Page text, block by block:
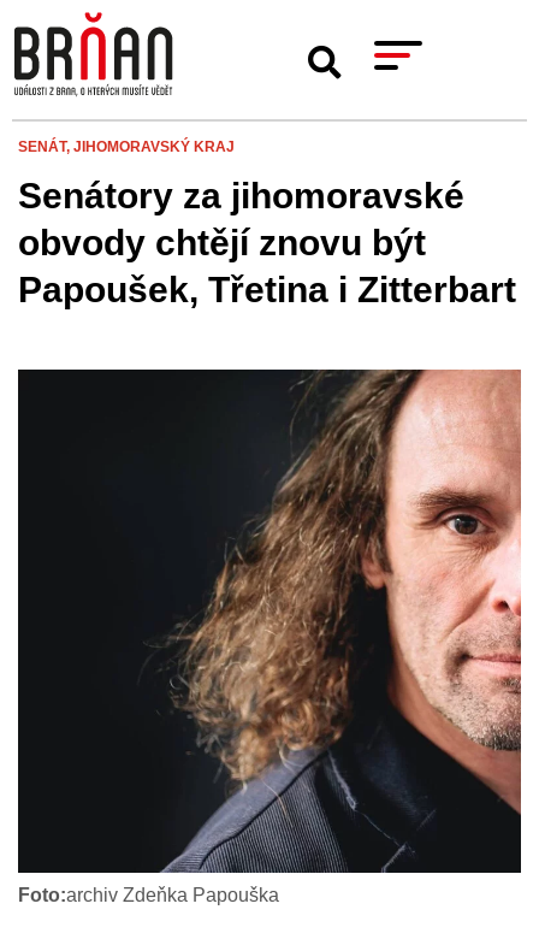
SENÁT, JIHOMORAVSKÝ KRAJ
Senátory za jihomoravské
obvody chtějí znovu být
Papoušek, Třetina i Zitterbart
Foto:archiv Zdeňka Papouška